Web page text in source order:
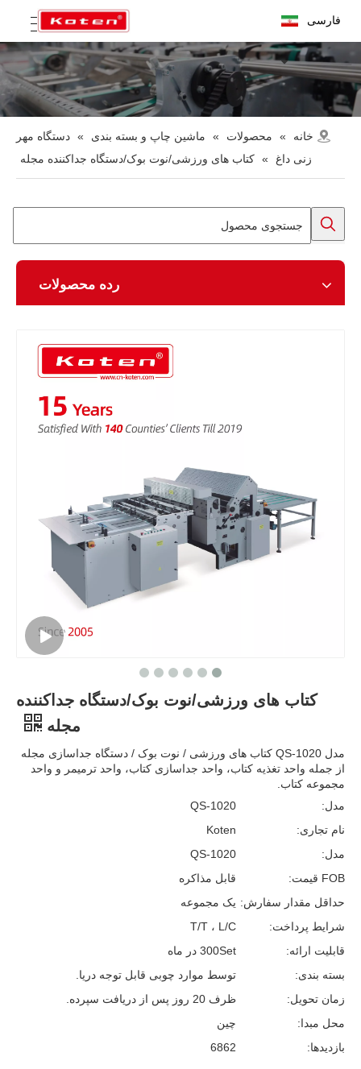
فارسی
خانه » محصولات » ماشین چاپ و بسته بندی » دستگاه مهر
زنی داغ
» کتاب های ورزشی/نوت بوک/دستگاه جداکننده مجله
رده محصولات
کتاب های ورزشی/نوت بوک/دستگاه جداکننده
مجله
مدل QS-1020 کتاب های ورزشی / نوت بوک / دستگاه جداسازی مجله
از جمله واحد تغذیه کتاب، واحد جداسازی کتاب، واحد ترمیمر و واحد
مجموعه کتاب.
مدل:
QS-1020
نام تجاری:
Koten
مدل:
QS-1020
FOB قیمت:
قابل مذاکره
حداقل مقدار سفارش: یک مجموعه
شرایط پرداخت:
T/T ، L/C
قابلیت ارائه:
300Set در ماه
بسته بندی:
توسط موارد چوبی قابل توجه دریا.
زمان تحویل:
ظرف 20 روز پس از دریافت سپرده.
محل مبدا:
چین
بازدیدها:
6862